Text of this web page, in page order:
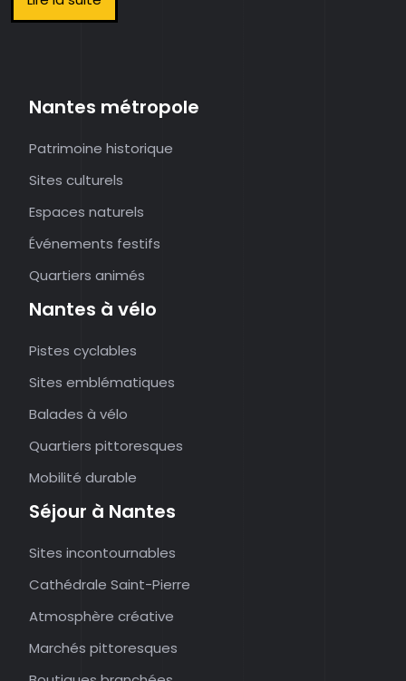
Nantes métropole
Patrimoine historique
Sites culturels
Espaces naturels
Événements festifs
Quartiers animés
Nantes à vélo
Pistes cyclables
Sites emblématiques
Balades à vélo
Quartiers pittoresques
Mobilité durable
Séjour à Nantes
Sites incontournables
Cathédrale Saint-Pierre
Atmosphère créative
Marchés pittoresques